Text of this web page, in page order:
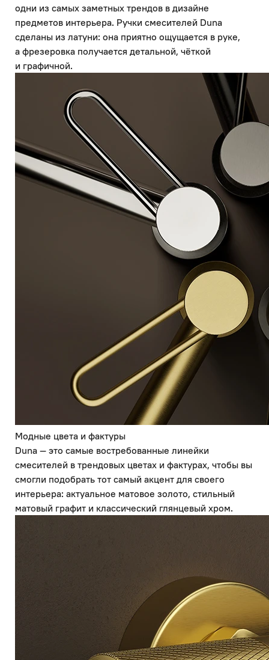
одни из самых заметных трендов в дизайне
предметов интерьера. Ручки смесителей Duna
сделаны из латуни: она приятно ощущается в руке,
а фрезеровка получается детальной, чёткой
и графичной.
Модные цвета и фактуры
Duna — это самые востребованные линейки
смесителей в трендовых цветах и фактурах, чтобы вы
смогли подобрать тот самый акцент для своего
интерьера: актуальное матовое золото, стильный
матовый графит и классический глянцевый хром.